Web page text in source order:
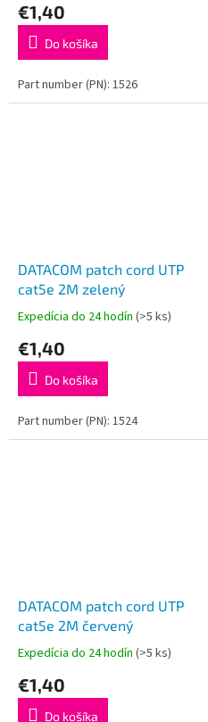
€1,40
Do košíka
Part number (PN): 1526
DATACOM patch cord UTP
cat5e 2M zelený
Expedícia do 24 hodín (>5 ks)
€1,40
Do košíka
Part number (PN): 1524
DATACOM patch cord UTP
cat5e 2M červený
Expedícia do 24 hodín (>5 ks)
€1,40
Do košíka